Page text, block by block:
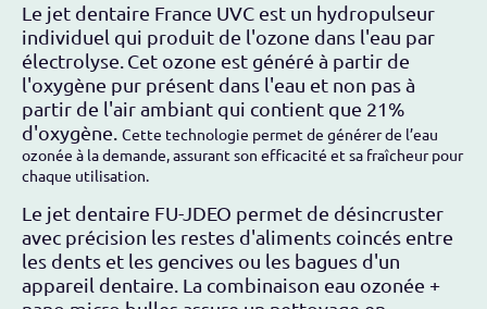
Le jet dentaire France UVC est un hydropulseur
individuel qui produit de l'ozone dans l'eau par
électrolyse. Cet ozone est généré à partir de
l'oxygène pur présent dans l'eau et non pas à
partir de l'air ambiant qui contient que 21%
d'oxygène. Cette technologie permet de générer de l’eau
ozonée à la demande, assurant son efficacité et sa fraîcheur pour
chaque utilisation.
Le jet dentaire FU-JDEO permet de désincruster
avec précision les restes d'aliments coincés entre
les dents et les gencives ou les bagues d'un
appareil dentaire. La combinaison eau ozonée +